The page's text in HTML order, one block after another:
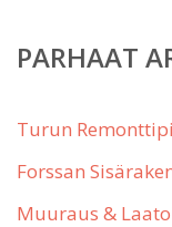
PARHAAT
Turun
Forssan
Muuraus &